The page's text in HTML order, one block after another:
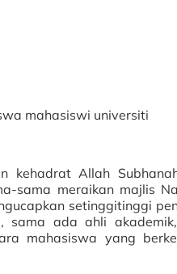
mahasiswi universiti
kehadrat Allah
sama meraikan majlis
setinggitinggi
sama ada ahli
mahasiswa yang